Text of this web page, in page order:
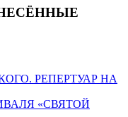
РЕПЕРТУАР НА
«СВЯТОЙ